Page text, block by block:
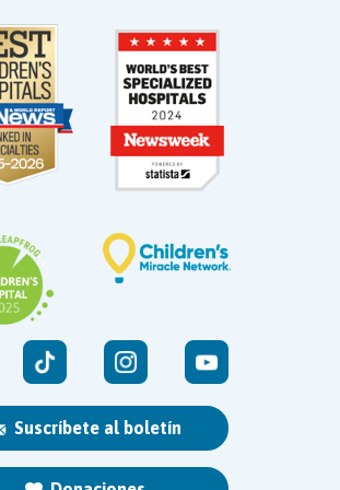
Suscríbete al boletín